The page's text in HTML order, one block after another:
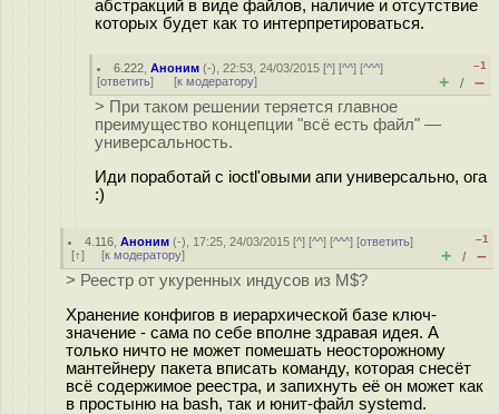
абстракций в виде файлов, наличие и отсутствие
которых будет как то интерпретироваться.
6.222 ,Аноним (-), 22:53, 24/03/2015 [^] [^^] [^^^]
[ответить] [к модератору]
–1
+ / –
> При таком решении теряется главное
преимущество концепции "всё есть файл" —
универсальность.
Иди поработай с ioctl'овыми апи универсально, ога
:)
4.116 ,Аноним (-), 17:25, 24/03/2015 [^] [^^] [^^^] [ответить]
[↑] [к модератору]
–1
+ / –
> Реестр от укуренных индусов из M$?
Хранение конфигов в иерархической базе ключ-
значение - сама по себе вполне здравая идея. А
только ничто не может помешать неосторожному
мантейнеру пакета вписать команду, которая снесёт
всё содержимое реестра, и запихнуть её он может как
в простыню на bash, так и юнит-файл systemd.